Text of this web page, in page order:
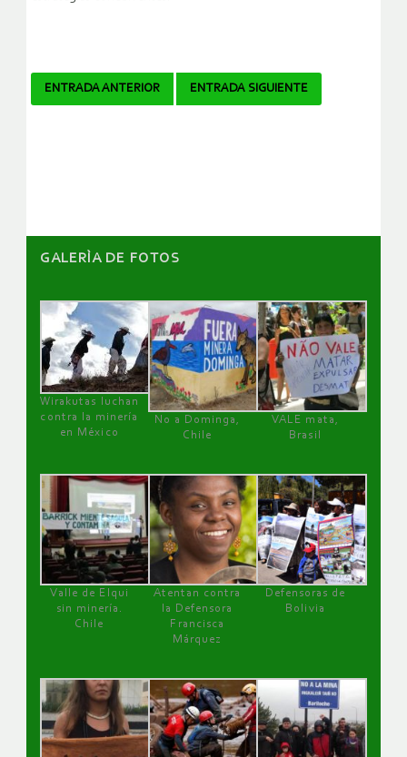
Navegador
ENTRADA ANTERIOR ENTRADA SIGUIENTE
GALERÌA DE FOTOS
Wirakutas luchan
contra la minería
en México
No a Dominga,
Chile
VALE mata,
Brasil
Valle de Elqui
sin minería.
Chile
Atentan contra
la Defensora
Francisca
Márquez
Defensoras de
Bolivia